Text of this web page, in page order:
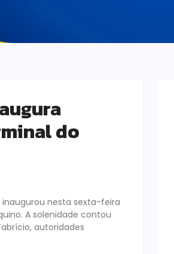
do
inaugurou nesta sexta-feira
A solenidade contou
autoridades